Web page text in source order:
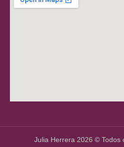
Julia Herrera 2026 © Todos